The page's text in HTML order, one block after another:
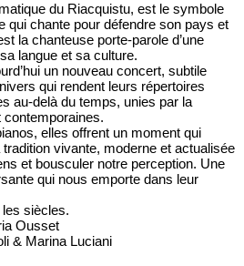
du Riacquistu, est le symbole
qui chante pour défendre son pays et
la chanteuse porte-parole d’une
langue et sa culture.
un nouveau concert, subtile
qui rendent leurs répertoires
au-delà du temps, unies par la
elles offrent un moment qui
vivante, moderne et actualisée
et bousculer notre perception. Une
qui nous emporte dans leur
siècles.
Ousset
& Marina Luciani